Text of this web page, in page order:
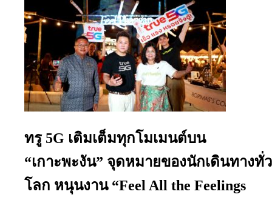
ทรู 5G เติมเต็มทุกโมเมนต์บน
“เกาะพะงัน” จุดหมายของนักเดินทางทั่ว
โลก หนุนงาน “Feel All the Feelings